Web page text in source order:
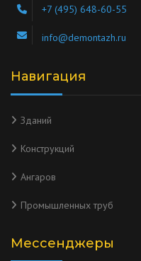
+7 (495) 648-60-55
info@demontazh.ru
Навигация
Зданий
Конструкций
Ангаров
Промышленных труб
Мессенджеры